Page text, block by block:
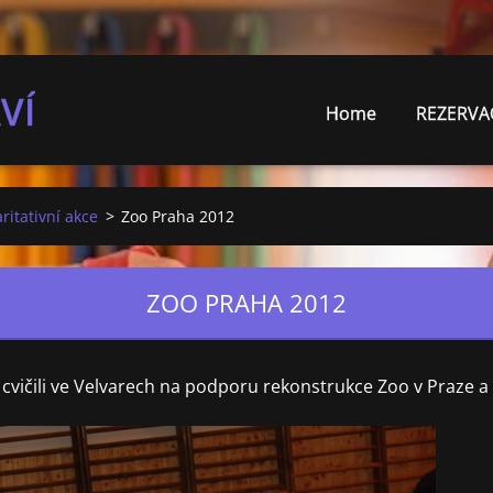
Home
akce > Zoo Praha 2012
ZOO PRAHA 2012
ve Velvarech na podporu rekonstrukce Zoo v Praze